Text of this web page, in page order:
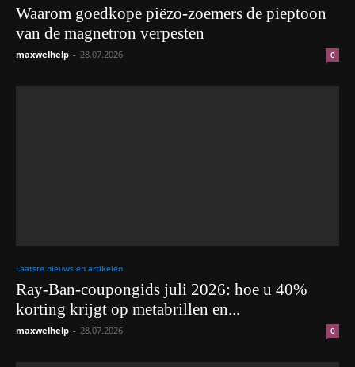
Waarom goedkope piëzo-zoemers de pieptoon
van de magnetron verpesten
maxwelhelp - 28.07.2026 0
Laatste nieuws en artikelen
Ray-Ban-coupongids juli 2026: hoe u 40%
korting krijgt op metabrillen en...
maxwelhelp - 28.07.2026 0